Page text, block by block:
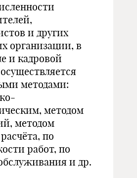
и других
организации, в
и кадровой
методами:
методом
методом
по
работ, по
и др.